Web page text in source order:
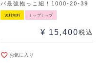
パ最強抱っこ紐！1000-20-39
送料無料 ナップナップ
¥ 15,400税込
お気に入り